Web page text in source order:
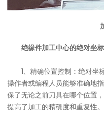
绝缘件加工中心的绝对坐标
1、精确位置控制：绝对坐
操作者或编程人员能够准确地
保了无论之前刀具在哪个位置
提高了加工的精确度和重复性。